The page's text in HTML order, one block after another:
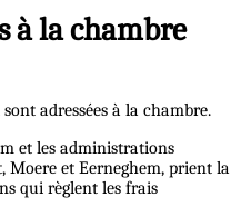
à la chambre
adressées à la chambre.
et les administrations
et Eerneghem, prient la
qui règlent les frais